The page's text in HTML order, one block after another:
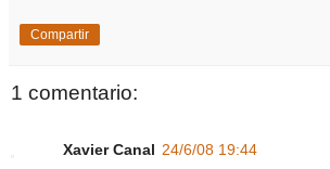
Compartir
1 comentario:
Xavier Canal 24/6/08 19:44